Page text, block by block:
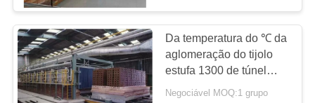
NOTÍCIAS
CASOS
Da temperatura do ℃ da
aglomeração do tijolo
estufa 1300 de túnel
média
Negociável MOQ:1 grupo